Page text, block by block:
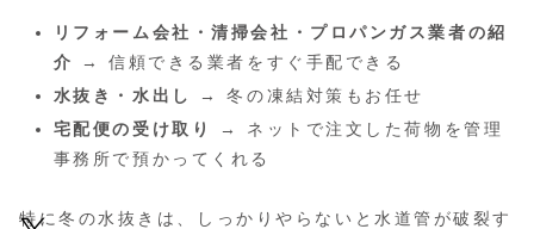
リフォーム会社・清掃会社・プロパンガス業者の紹
介
→ 信頼できる業者をすぐ手配できる
水抜き・水出し
→ 冬の凍結対策もお任せ
宅配便の受け取り
→ ネットで注文した荷物を管理
事務所で預かってくれる
特に冬の水抜きは、しっかりやらないと水道管が破裂す